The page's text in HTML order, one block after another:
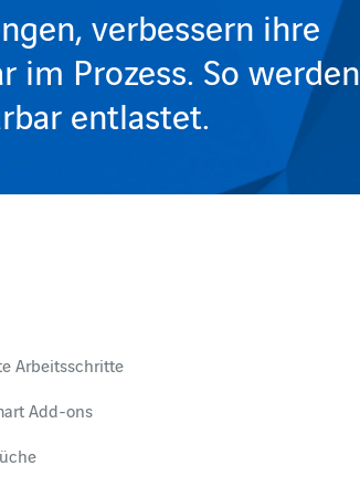
verbessern ihre
Prozess. So werden
entlastet.
Arbeitsschritte
Add-ons